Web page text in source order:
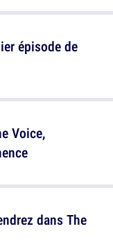
Voice,
épisode de
dans The